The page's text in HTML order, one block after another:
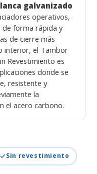
galvanizado
operativos,
forma rápida y
de cierre más
interior, el Tambor
Revestimiento es
donde se
resistente y
la
el acero carbono.
Sin revestimiento